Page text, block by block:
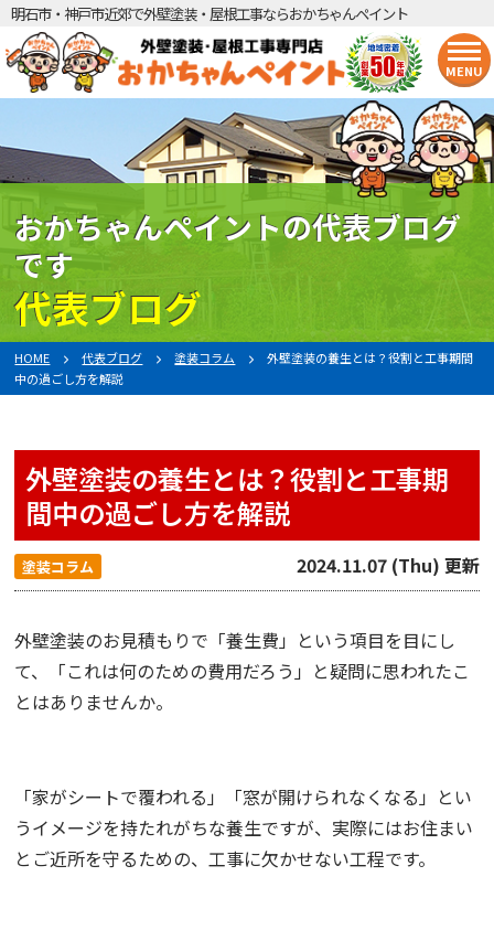
明石市・神戸市近郊で外壁塗装・屋根工事ならおかちゃんペイント
MENU
おかちゃんペイントの代表ブログ
です
代表ブログ
HOME 代表ブログ 塗装コラム
外壁塗装の養生とは？役割と工事期間
中の過ごし方を解説
外壁塗装の養生とは？役割と工事期
間中の過ごし方を解説
塗装コラム 2024.11.07 (Thu) 更新
外壁塗装のお見積もりで「養生費」という項目を目にし
て、「これは何のための費用だろう」と疑問に思われたこ
とはありませんか。
「家がシートで覆われる」「窓が開けられなくなる」とい
うイメージを持たれがちな養生ですが、実際にはお住まい
とご近所を守るための、工事に欠かせない工程です。